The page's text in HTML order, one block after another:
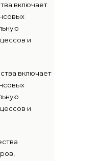
включает
и
включает
и